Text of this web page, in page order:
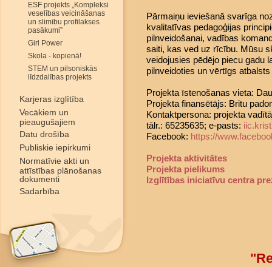
ESF projekts „Kompleksi
veselības veicināšanas
un slimību profilakses
pasākumi”
Girl Power
Skola - kopienā!
STEM un pilsoniskās
līdzdalības projekts
Karjeras izglītība
Vecākiem un
pieaugušajiem
Datu drošība
Publiskie iepirkumi
Normatīvie akti un
attīstības plānošanas
dokumenti
Sadarbība
Pārmaiņu ieviešanā svarīga
kvalitatīvas pedagoģijas
pilnveidošanai, vadības
saiti, kas ved uz rīcību. Mūsu
veidojusies pēdējo piecu gadu
pilnveidoties un vērtīgs
Projekta īstenošanas vieta:
Projekta finansētājs: Britu
Kontaktpersona: projekta
tālr.: 65235635; e-pasts:
Facebook: https://
Projekta aktivitātes
Projekta pielikums
Izglītības iniciatīvu centra